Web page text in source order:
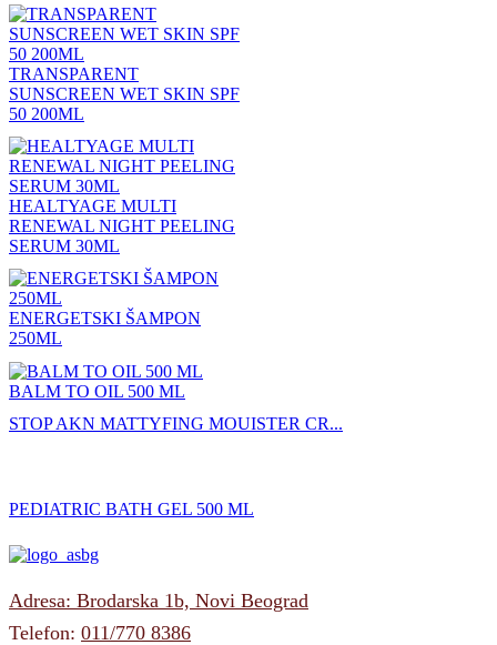
TRANSPARENT
SUNSCREEN WET SKIN SPF
50 200ML
HEALTYAGE MULTI
RENEWAL NIGHT PEELING
SERUM 30ML
ENERGETSKI ŠAMPON
250ML
BALM TO OIL 500 ML
STOP AKN MATTYFING MOUISTER CR...
PEDIATRIC BATH GEL 500 ML
Adresa: Brodarska 1b, Novi Beograd
Telefon: 011/770 8386